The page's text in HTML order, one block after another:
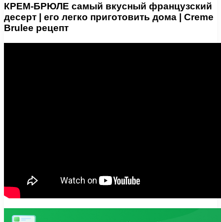
КРЕМ-БРЮЛЕ самый вкусный французcкий
десерт | его легко приготовить дома | Creme
Brulee рецепт